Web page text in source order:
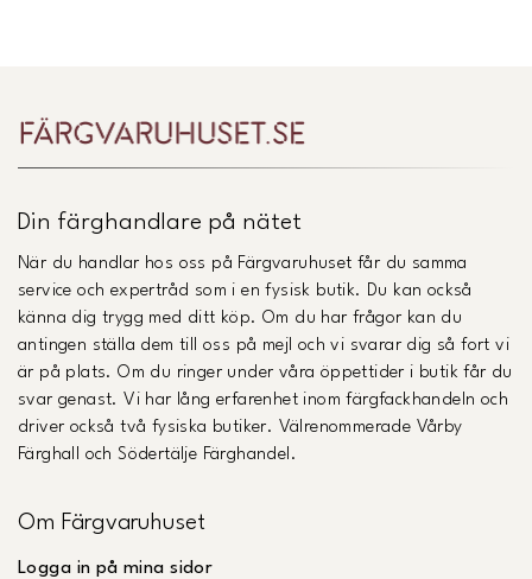
Din färghandlare på nätet
När du handlar hos oss på Färgvaruhuset får du samma
service och expertråd som i en fysisk butik. Du kan också
känna dig trygg med ditt köp. Om du har frågor kan du
antingen ställa dem till oss på mejl och vi svarar dig så fort vi
är på plats. Om du ringer under våra öppettider i butik får du
svar genast. Vi har lång erfarenhet inom färgfackhandeln och
driver också två fysiska butiker. Välrenommerade Vårby
Färghall och Södertälje Färghandel.
Om Färgvaruhuset
Logga in på mina sidor